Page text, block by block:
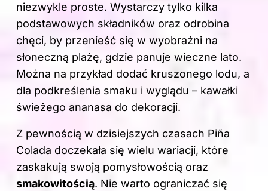
niezwykle proste. Wystarczy tylko kilka
podstawowych składników oraz odrobina
chęci, by przenieść się w wyobraźni na
słoneczną plażę, gdzie panuje wieczne lato.
Można na przykład dodać kruszonego lodu, a
dla podkreślenia smaku i wyglądu – kawałki
świeżego ananasa do dekoracji.
Z pewnością w dzisiejszych czasach Piña
Colada doczekała się wielu wariacji, które
zaskakują swoją pomysłowością oraz
smakowitością. Nie warto ograniczać się